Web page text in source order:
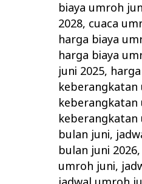
biaya umroh
2028, cuaca
harga biaya
harga biaya
juni 2025,
keberangkatan
keberangkatan
bulan juni,
bulan juni 2026,
umroh juni,